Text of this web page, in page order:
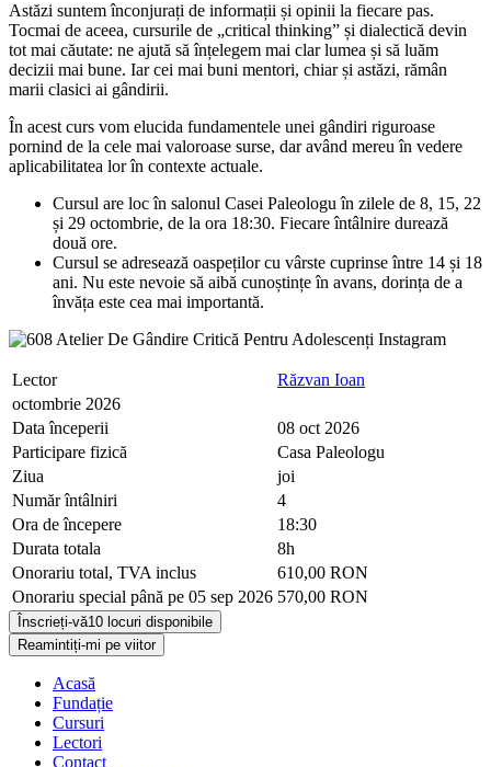
Astăzi suntem înconjurați de informații și opinii la fiecare pas.
Tocmai de aceea, cursurile de „critical thinking” și dialectică devin
tot mai căutate: ne ajută să înțelegem mai clar lumea și să luăm
decizii mai bune. Iar cei mai buni mentori, chiar și astăzi, rămân
marii clasici ai gândirii.
În acest curs vom elucida fundamentele unei gândiri riguroase
pornind de la cele mai valoroase surse, dar având mereu în vedere
aplicabilitatea lor în contexte actuale.
Cursul are loc în salonul Casei Paleologu în zilele de 8, 15, 22
și 29 octombrie, de la ora 18:30. Fiecare întâlnire durează
două ore.
Cursul se adresează oaspeților cu vârste cuprinse între 14 și 18
ani. Nu este nevoie să aibă cunoștințe în avans, dorința de a
învăța este cea mai importantă.
Lector
Răzvan Ioan
octombrie 2026
Data începerii
08 oct 2026
Participare fizică
Casa Paleologu
Ziua
joi
Număr întâlniri
4
Ora de începere
18:30
Durata totala
8h
Onorariu total, TVA inclus
610,00 RON
Onorariu special până pe 05 sep 2026 570,00 RON
Înscrieți-vă10 locuri disponibile
Reamintiți-mi pe viitor
Acasă
Fundație
Cursuri
Lectori
Contact